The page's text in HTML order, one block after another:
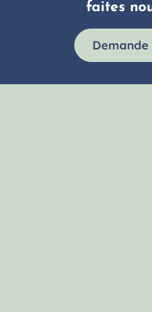
faites